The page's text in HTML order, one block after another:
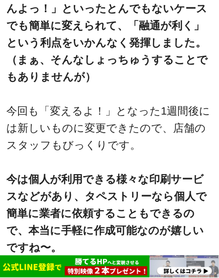
んよっ！」といったとんでもないケース
でも簡単に変えられて、「融通が利く」
という利点をいかんなく発揮しました。
（まぁ、そんなしょっちゅうすることで
もありませんが）
今回も「変えるよ！」となった1週間後に
は新しいものに変更できたので、店舗の
スタッフもびっくりです。
今は個人が利用できる様々な印刷サービ
スなどがあり、タペストリーなら個人で
簡単に業者に依頼することもできるの
で、本当に手軽に作成可能なのが嬉しい
ですね〜。